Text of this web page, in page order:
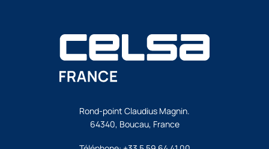
Rond-point Claudius Magnin.
64340, Boucau, France